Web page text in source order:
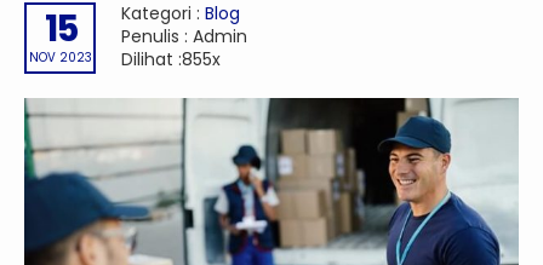
15
NOV 2023
Kategori : Blog
Penulis : Admin
Dilihat :855x